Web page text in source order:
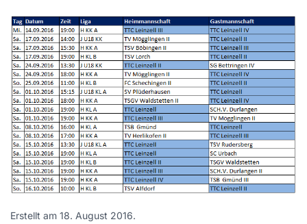
Erstellt am 18. August 2016.